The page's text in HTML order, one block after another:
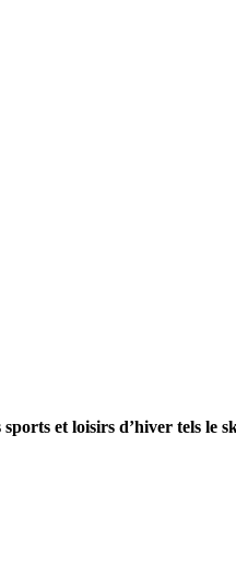
et loisirs d’hiver tels le